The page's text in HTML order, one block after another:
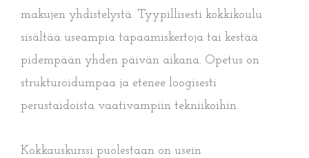
makujen yhdistelystä. Tyypillisesti kokkikoulu
sisältää useampia tapaamiskertoja tai kestää
pidempään yhden päivän aikana. Opetus on
strukturoidumpaa ja etenee loogisesti
perustaidoista vaativampiin tekniikoihin.
Kokkauskurssi puolestaan on usein